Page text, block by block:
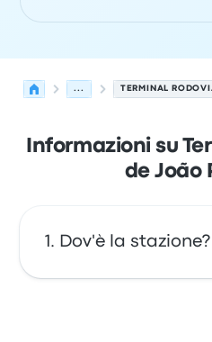
... TERMINAL
Informazioni su
de João
Dov'è la stazione?